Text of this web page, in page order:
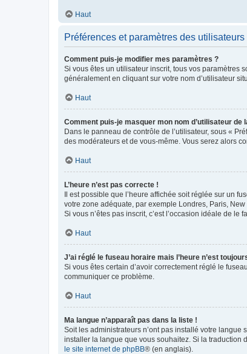
Haut
Préférences et paramètres des utilisateurs
Comment puis-je modifier mes paramètres ?
Si vous êtes un utilisateur inscrit, tous vos paramètres
généralement en cliquant sur votre nom d’utilisateur
Haut
Comment puis-je masquer mon nom d’utilisateur de
Dans le panneau de contrôle de l’utilisateur, sous «
des modérateurs et de vous-même. Vous serez alors
Haut
L’heure n’est pas correcte !
Il est possible que l’heure affichée soit réglée sur un
votre zone adéquate, par exemple Londres, Paris,
Si vous n’êtes pas inscrit, c’est l’occasion idéale de le
Haut
J’ai réglé le fuseau horaire mais l’heure n’est
Si vous êtes certain d’avoir correctement réglé le
communiquer ce problème.
Haut
Ma langue n’apparaît pas dans la liste !
Soit les administrateurs n’ont pas installé votre langue
installer la langue que vous souhaitez. Si la traduction
le site internet de phpBB® (en anglais).